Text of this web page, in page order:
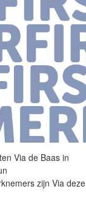
Via de Baas in
zijn Via deze